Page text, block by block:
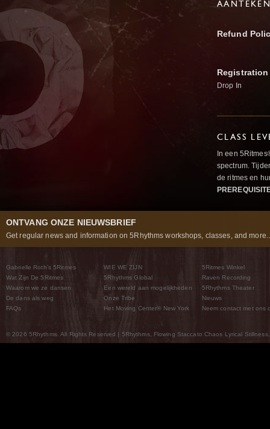
Refund
Drop In
CLASS
In een
spectrum.
de ritmes en
ONTVANG ONZE NIEUWSBRIEF
Get regular news and information on 5Rhythms workshops, classes, and
Gabrielle Roth’s 5Ritmes
Wat Zijn De 5Ritmes
Waarom we ze dansen
De dans als weg
FAQs
WIE WE ZIJN
5Rhythms Global
Een wereld aan mogelijkheden
Onze Tribe
Het Moving Center® New York
5Ritmes Winkel
Raven Recording
5Rhythms Theater
Nieuws
Neem contact met ons
© 2026 5Rhythms. All Rights Reserved | 5Rhythms, Flowing Staccato Chaos Lyrical